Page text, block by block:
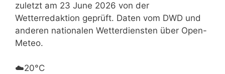
zuletzt am 23 June 2026 von der
Wetterredaktion geprüft. Daten vom DWD und
anderen nationalen Wetterdiensten über Open-
Meteo.
☁️20°C